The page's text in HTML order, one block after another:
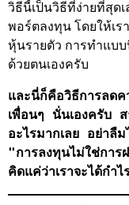
วิธีนี้เป็นวิธีที่ง่ายที่สุด
พอร์ตลงทุน โดยให้เ
หุ้นรายตัว การทำแบ
ด้วยตนเองครับ
และนี่ก็คือวิธีการลด
เพื่อนๆ นั่นเองครับ
อะไรมากเลย อย่าลื
"การลงทุนไม่ใช่การ
คิดแค่ว่าเราจะได้กำ